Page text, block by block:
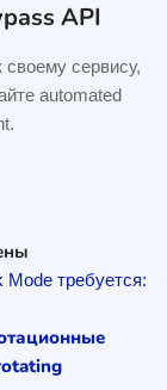
API
сервису,
automated
требуется: